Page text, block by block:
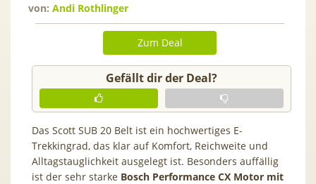
von: Andi Rothlinger
Zum Deal
Gefällt dir der Deal?
Das Scott SUB 20 Belt ist ein hochwertiges E-
Trekkingrad, das klar auf Komfort, Reichweite und
Alltagstauglichkeit ausgelegt ist. Besonders auffällig
ist der sehr starke Bosch Performance CX Motor mit